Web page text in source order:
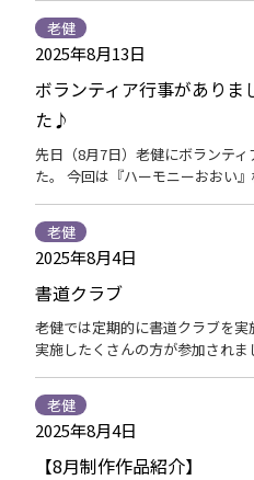
2025年8月13日
老健
ボランティア行事がありま
た♪
先日（8月7日）老健にボランテ
た。 今回は『ハーモニーおおい
2025年8月4日
老健
書道クラブ
老健では定期的に書道クラブを
実施したくさんの方が参加されま
2025年8月4日
老健
【8月制作作品紹介】